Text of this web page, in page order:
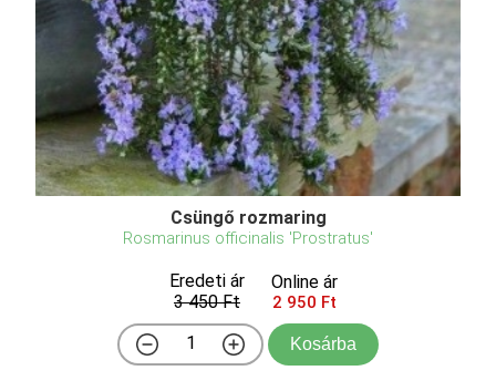
Csüngő rozmaring
Rosmarinus officinalis 'Prostratus'
Eredeti ár
3 450 Ft
Online ár
2 950 Ft
Kosárba